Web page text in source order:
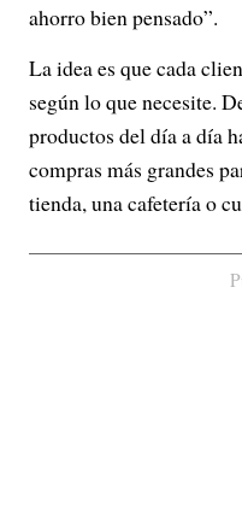
ahorro bien pensado”.
La idea es que cada
según lo que necesite.
productos del día a día
compras más grandes
tienda, una cafetería o